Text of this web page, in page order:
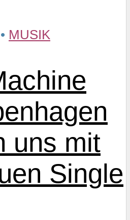
• MUSIK
uns mit
Single